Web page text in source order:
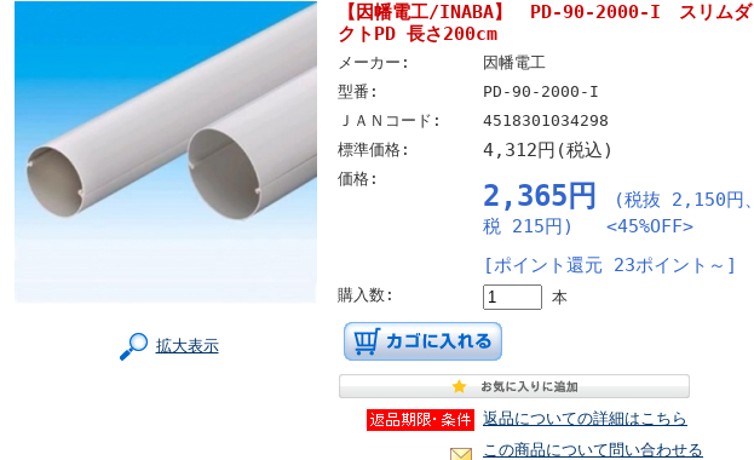
拡大表示
【因幡電工/INABA】 PD-90-2000-I スリムダ
クトPD 長さ200cm
メーカー:
因幡電工
型番:
PD-90-2000-I
ＪＡＮコード:
4518301034298
標準価格:
4,312円(税込)
価格:
2,365円
(税抜 2,150円、
税 215円)
<45%OFF>
[ポイント還元 23ポイント～]
購入数: 本
返品についての詳細はこちら
この商品について問い合わせる